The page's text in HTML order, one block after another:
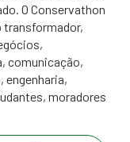
O Conservathon
comunicação,
engenharia,
moradores